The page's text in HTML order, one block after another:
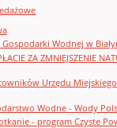
Gospodarki Wodnej w
ZA ZMNIEJSZENIE
Urzędu
Wodne - Wody
- program Czyste